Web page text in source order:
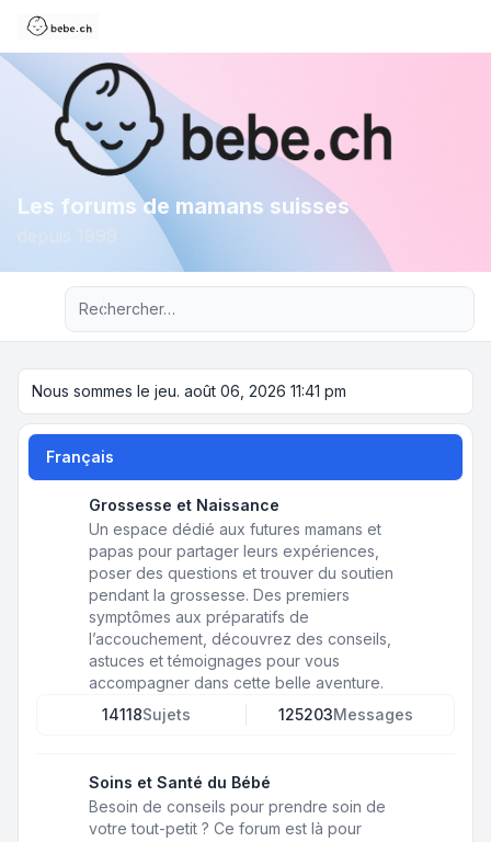
Les forums de mamans suisses
Recherche avancée
Nous sommes le jeu. août 06, 2026 11:41 pm
Français
Grossesse et Naissance
Un espace dédié aux futures mamans et
papas pour partager leurs expériences,
poser des questions et trouver du soutien
pendant la grossesse. Des premiers
symptômes aux préparatifs de
l’accouchement, découvrez des conseils,
astuces et témoignages pour vous
accompagner dans cette belle aventure.
14118Sujets 125203Messages
Soins et Santé du Bébé
Besoin de conseils pour prendre soin de
votre tout-petit ? Ce forum est là pour